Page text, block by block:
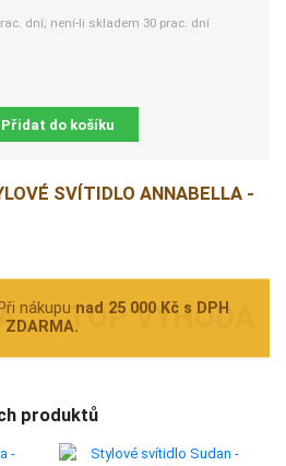
dní; není-li skladem 30 prac. dní
Přidat do košíku
SVÍTIDLO ANNABELLA -
nákupu nad 25 000 Kč s DPH
ZDARMA.
produktů